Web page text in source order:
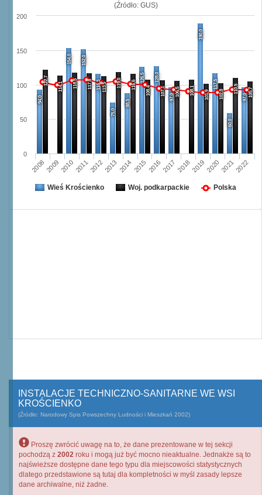
(Źródło: GUS)
94,0
154,0 152,0
116,3
75,0
88,5
126,5 128,0
97,0
190,0
117,5
60,0
97,0
122,7
114,1 118,5 117,8 113,5 119,0 116,6
108,4 107,1 106,5 108,1 101,9 102,8 110,5 105,7
200820092010201120122013 2014 2015 20162017 20182019202020212022
0
50
100
150
200
Wieś Krościenko Woj. podkarpackie Polska
INSTALACJE TECHNICZNO-SANITARNE WE WSI
KROŚCIENKO
(Źródło: Narodowy Spis Powszechny Ludności i Mieszkań 2002)
Proszę zwrócić uwagę na to, że dane prezentowane w tej sekcji
pochodzą z 2002 roku i mogą już być mocno nieaktualne. Jednakże są to
najświeższe dostępne dane tego typu dla miejscowości statystycznych
dlatego przedstawione są tutaj dla kompletności w myśl zasady lepsze
dane archiwalne, niż żadne.